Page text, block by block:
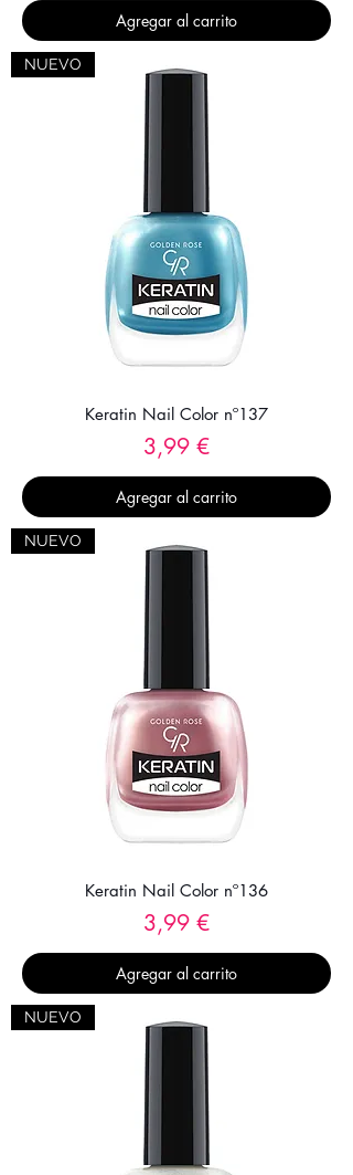
Agregar al carrito
NUEVO
Keratin Nail Color nº137
Precio
3,99 €
Agregar al carrito
NUEVO
Keratin Nail Color nº136
Precio
3,99 €
Agregar al carrito
NUEVO